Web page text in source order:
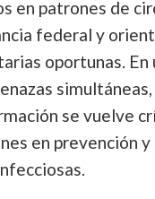
en patrones de
federal y
oportunas.
se vuelve
en prevención